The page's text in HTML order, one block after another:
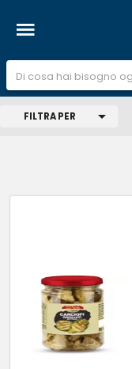
FILTRA PER